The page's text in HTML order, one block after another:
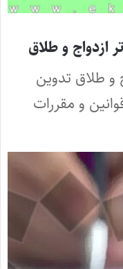
ازدواج و طلاق
و طلاق تدوین
و مقررات